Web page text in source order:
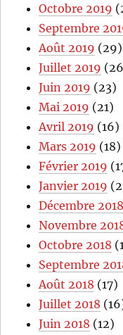
Octobre 2019
Septembre
Août 2019 (29)
Juillet 2019
Juin 2019 (23)
Mai 2019 (21)
Avril 2019 (16)
Mars 2019 (18)
Février 2019
Janvier 2019
Décembre 2018
Novembre
Octobre 2018
Septembre
Août 2018 (17)
Juillet 2018
Juin 2018 (12)